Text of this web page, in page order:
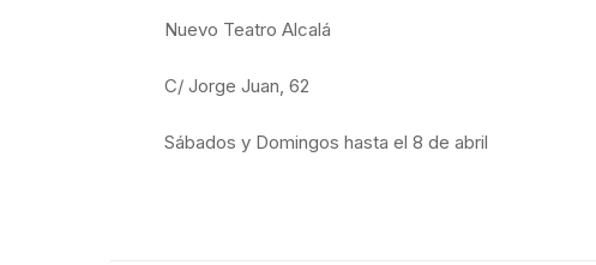
Nuevo Teatro Alcalá
C/ Jorge Juan, 62
Sábados y Domingos hasta el 8 de abril